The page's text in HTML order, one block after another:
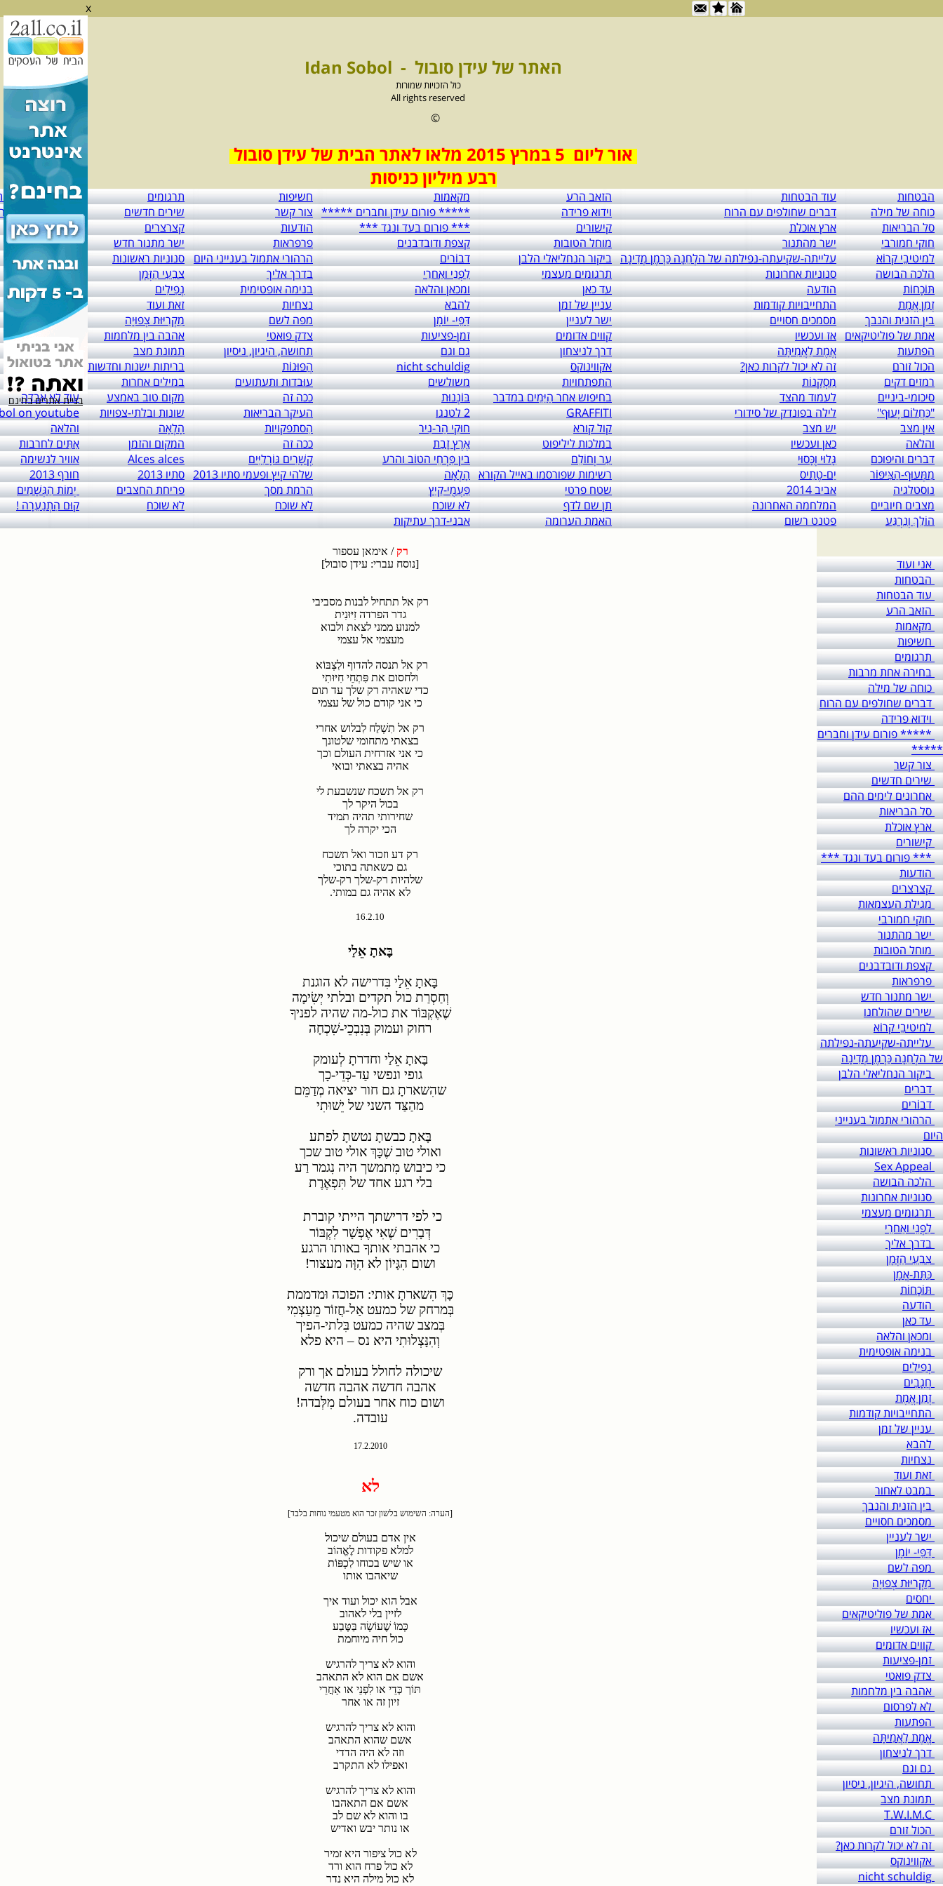
x
בניית אתרים בחינם
האתר של עידן סובול - Idan Sobol
כול הזכויות שמורות
©
אור ליום 5 במרץ 2015 מלאו לאתר הבית של עידן סובול
רבע מיליון כניסות
הבטחות עוד הבטחות הזאב הרע מקאמות חשיפות תרגומים
בחירה אחת
כוחה של מילה
דברים שחולפים עם הרוח וידוא פרידה ***** פורום עידן וחברים ***** צור קשר שירים חדשים
אחרונים לימים
סל הבריאות
ארץ אוכלת קישורים *** פורום בעד ונגד *** הודעות קצרצרים
מגילת העצמאות
חוקי חמורבי
ישר מהתנור מוחל הטובות קצפת ודובדבנים פרפראות ישר מתנור חדש
שירים שהולחנו
למיטיבֵי קרוֹא
עלייתה-שקיעתה-נפילתה של הלְחֵנָה כַּרְמֶן מְדִינָה ביקור הנחליאלי הלבן דבוֹרים הרהורי אתמול בענייני היום סנוניות ראשונות
Sex Appeal
הלכה הבושה
סנוניות אחרונות תרגומים מעצמי לִפְנֵי ואַחרֵי בדרך אליך צִבֵעֵי הַזְּמָן
כִּתַּת-אֳמָן
תּוֹכָחוֹת
הודעה עד כאן ומכאן והלאה בנימה אופטימית נְפִילִים
חֲגָבִים
זְמַן אֱמֶת
התחייבויות קודמות עניין של זמן להבא נצחיות זאת ועוד
במבט לאחור
בין הזנית והנבך
מסמכים חסויים ישר לעניין דַּפֵּי- יוֹמָן מפה לשם מִקְרִיּוּת צְפוּיָה
יחסים
אמת של פוליטיקאים אז ועכשיו קווים אדומים זמן-פציעות צדק פואטי אהבה בין מלחמות
לא לפרסום
הפתעות
אֱמֶת לַאֲמִיתָּה דרך לניצחון גם וגם תחושה, היגיון, ניסיון תמונת מצב
T.W.I.M.C
הכול זורם
זה לא יכול לקרות כאן? אקווינוקס nicht schuldig הֲפוּגוֹת בריתות ישנות וחדשות אחריות שילוחית
רמזים דקים
מַסְקָנוֹת התפתחויות משולשים עוּבדות ותעתועים במילים אחרות
מה נשתנה?
סיכומי-ביניים
לעמוד מהצד בחיפוש אחר הַיֵּמִים במדבר בּוֹנְנוּת ככה זה מקום טוב באמצע
עוד לא אבדה
"כַּחֲלוֹם יָעוּף"
לילה בפונדק של סידורי GRAFFITI 2 לטנגו העיקר הבריאות שונות ובלתי-צפויות
on youtube
אין מצב
יש מצב קול קורא חוּקֵי הַר-נִיר הִסתפקויות הָלְאָה
והלאה
והלאה
כאן ועכשיו במלכות ליליפוט אֶרֶץ זָבַת ככה זה המקום והזמן
אִתִּים לחרבות
דברים והיפוכם
גָּלוּי וְכָּסוּי עֵר וְחוֹלֵם בין פִּרְחֵי הטוֹב והרע קְשָׁרִים גּוֹרָלִיִּים Alces alces
אוויר לנשימה
מִמְּעוּף-הַצִּיפּוֹר
יַם-טֶתִיס רשימות שפורסמו באייל הקורא הָלְאָה שלהי קיץ ופעמי סתיו 2013 סתיו 2013
חורף 2013
נוסטלגיה
אביב 2014 שטח פרטי פַּעֲמֻי-קַיִץ הרמת מסך פריחת החצבים
יְמוֹת הַגְּשָׁמִים
מצבים חיוביים
המלחמה האחרונה תן שם לדף לא שוכח לא שוכח לא שוכח
קוּם הִתְנַעֵרָה !
הוֹלֵךְ וְנִרְגַּע
פטנט רשום האמת הערומה אבני-דרך עתיקות
אני ועוד
הבטחות
עוד הבטחות
הזאב הרע
מקאמות
חשיפות
תרגומים
בחירה אחת מרבות
כוחה של מילה
דברים שחולפים עם הרוח
וידוא פרידה
***** פורום עידן וחברים
*****
צור קשר
שירים חדשים
אחרונים לימים ההם
סל הבריאות
ארץ אוכלת
קישורים
*** פורום בעד ונגד ***
הודעות
קצרצרים
מגילת העצמאות
חוקי חמורבי
ישר מהתנור
מוחל הטובות
קצפת ודובדבנים
פרפראות
ישר מתנור חדש
שירים שהולחנו
למיטיבֵי קרוֹא
עלייתה-שקיעתה-נפילתה
של הלְחֵנָה כַּרְמֶן מְדִינָה
ביקור הנחליאלי הלבן
דברים
דבוֹרים
הרהורי אתמול בענייני
היום
סנוניות ראשונות
Sex Appeal
הלכה הבושה
סנוניות אחרונות
תרגומים מעצמי
לִפְנֵי ואַחרֵי
בדרך אליך
צִבֵעֵי הַזְּמָן
כִּתַּת-אֳמָן
תּוֹכָחוֹת
הודעה
עד כאן
ומכאן והלאה
בנימה אופטימית
נְפִילִים
חֲגָבִים
זְמַן אֱמֶת
התחייבויות קודמות
עניין של זמן
להבא
נצחיות
זאת ועוד
במבט לאחור
בין הזנית והנבך
מסמכים חסויים
ישר לעניין
דַּפֵּי- יוֹמָן
מפה לשם
מִקְרִיּוּת צְפוּיָה
יחסים
אמת של פוליטיקאים
אז ועכשיו
קווים אדומים
זמן-פציעות
צדק פואטי
אהבה בין מלחמות
לא לפרסום
הפתעות
אֱמֶת לַאֲמִיתָּה
דרך לניצחון
גם וגם
תחושה, היגיון, ניסיון
תמונת מצב
T.W.I.M.C
הכול זורם
זה לא יכול לקרות כאן?
אקווינוקס
nicht schuldig
רק/ אימאן עספור
[נוסח עברי: עידן סובול]
רק אל תתחיל לבנות מסביבי
גדר הפרדה זִיּוּנִית
למנוע ממני לצאת ולבוא
מעצמי אל עצמי
רק אל תנסה להדוף ולִצְבּוֹא
ולחסום את פִּתְחֵי חִיּוּתִי
כדי שאהיה רק שלך עד תום
כי אני קודם כול של עצמי
רק אל תִשְׁלַח לִבלוש אחרי
בצאתי מתחומי שלטונך
כי אני אזרחית העולם וכך
אהיה בצאתי ובואי
רק אל תשכח שנשבעת לי
בכול היקר לך
שחירותי תהיה תמיד
הכי יקרה לך
רק דע וזכור ואל תשכח
גם כשאתה בתוכי
שלהיות רק-שלך רק-שלך
לא אהיה גם במותי.
16.2.10
בָּאתָ אֵלַי
בָּאתָ אֵלַי בִּדרישה לא הוגנת
וְחַסְרַת כול תקדים ובלתי יְשִׂימָה
שֶׁאֶקְבּוֹר את כול-מה שהיה לפניךָ
רחוק ועמוק בְּנִבְכֵי-שִׁכְחָה
בָּאתָ אֵלַי וחדרתָ לְעומק
גופי ונפשי עַד-כְּדֵי-כָך
שהִשארתָ גם חור יציאה מְדַמֵּם
מהַצַּד השני של יֵשׁוּתִי
בָּאתָ כבשתָ נטשתָ לפתע
ואולי טוב שֶׁכָּךְ אולי טוב שכך
כי כיבוש מִתמשך היה נִגמר רַע
בלי רגע אחד של תִּפְאֶרֶת
כי לפי דרישתך הייתי קוברת
דְּבָרִים שֶׁאִי אֶפְשָׁר לִקְבּוֹר
כי אהבתי אותךָ באותו הרגע
ושום הִגָּיוֹן לא הִוָּה מעצור!
כָּךְ הִשארתָ אותי: הפוכה וּמדממת
בְּמרחק של כמעט אַל-חֲזוֹר מֵעַצְמִי
בְּמצב שהיה כמעט בִּלתי-הפיך
וְהִנָּצְלוּתִי היא נס – היא פלא
שיכולה לחולל בעולם אך ורק
אהבה חדשה אהבה חדשה
ושום כוח אחר בעולם מִלְּבדה!
עובדה.
17.2.2010
לא
[הערה: השימוש בלשון זכר הוא מטעמי נוחות בלבד]
אין אדם בעולם שיכול
למלא פקודותלֶאֱהוֹב
או שיש בכוחו לִכְפּוֹת
שיאהבו אותו
אבל הוא יכול ועוד איך
לזיין בלי לאהוב
כְּמוֹ שֶׁעוֹשָׂה בַּטֶּבַע
כול חיה מיוחמת
והוא לא צריך להרגיש
אשם אם הוא לא התאהב
תּוֹך כְּדֵי או לִפְנֵי או אַחֲרֵי
זיון זה או אחר
והוא לא צריך להרגיש
אשם שהוא התאהב
וזה לא היה הדדי
ואפילו לא התקרב
והוא לא צריך להרגיש
אשם אם התאהבו
בו והוא לא שם לב
או נותר יבש ואדיש
לא כול ציפור היא זמיר
לא כול פרח הוא ורד
לא כול מילה היא נדר